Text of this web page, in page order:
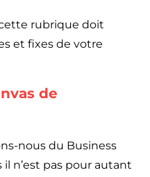
rubrique doit
et fixes de votre
de
nous du Business
il n’est pas pour autant